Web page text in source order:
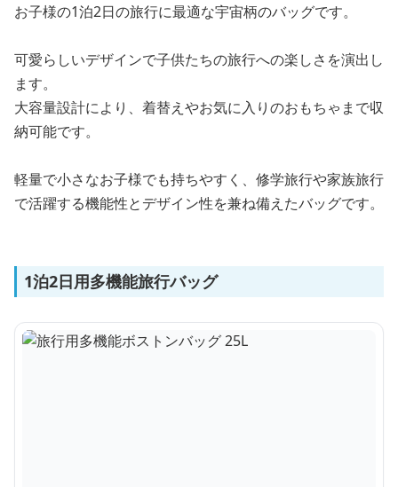
お子様の1泊2日の旅行に最適な宇宙柄のバッグです。
可愛らしいデザインで子供たちの旅行への楽しさを演出し
ます。
大容量設計により、着替えやお気に入りのおもちゃまで収
納可能です。
軽量で小さなお子様でも持ちやすく、修学旅行や家族旅行
で活躍する機能性とデザイン性を兼ね備えたバッグです。
1泊2日用多機能旅行バッグ